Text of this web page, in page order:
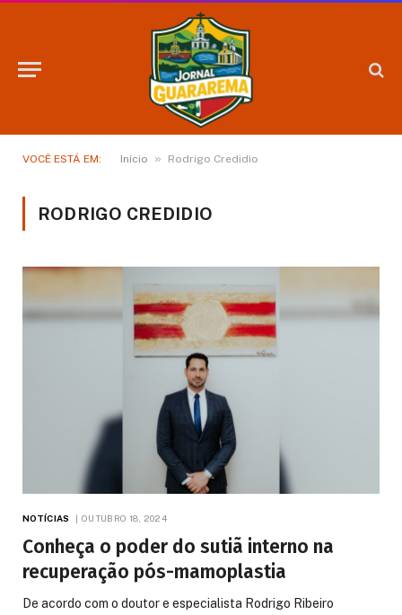
VOCÊ ESTÁ EM: Início » Rodrigo Credidio
RODRIGO CREDIDIO
NOTÍCIAS OUTUBRO 18, 2024
Conheça o poder do sutiã interno na
recuperação pós-mamoplastia
De acordo com o doutor e especialista Rodrigo Ribeiro